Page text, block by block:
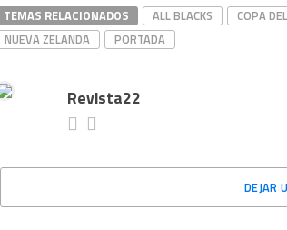
TEMAS RELACIONADOS ALL BLACKS COPA
NUEVA ZELANDA
PORTADA
Revista22
DEJAR